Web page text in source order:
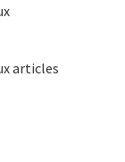
articles